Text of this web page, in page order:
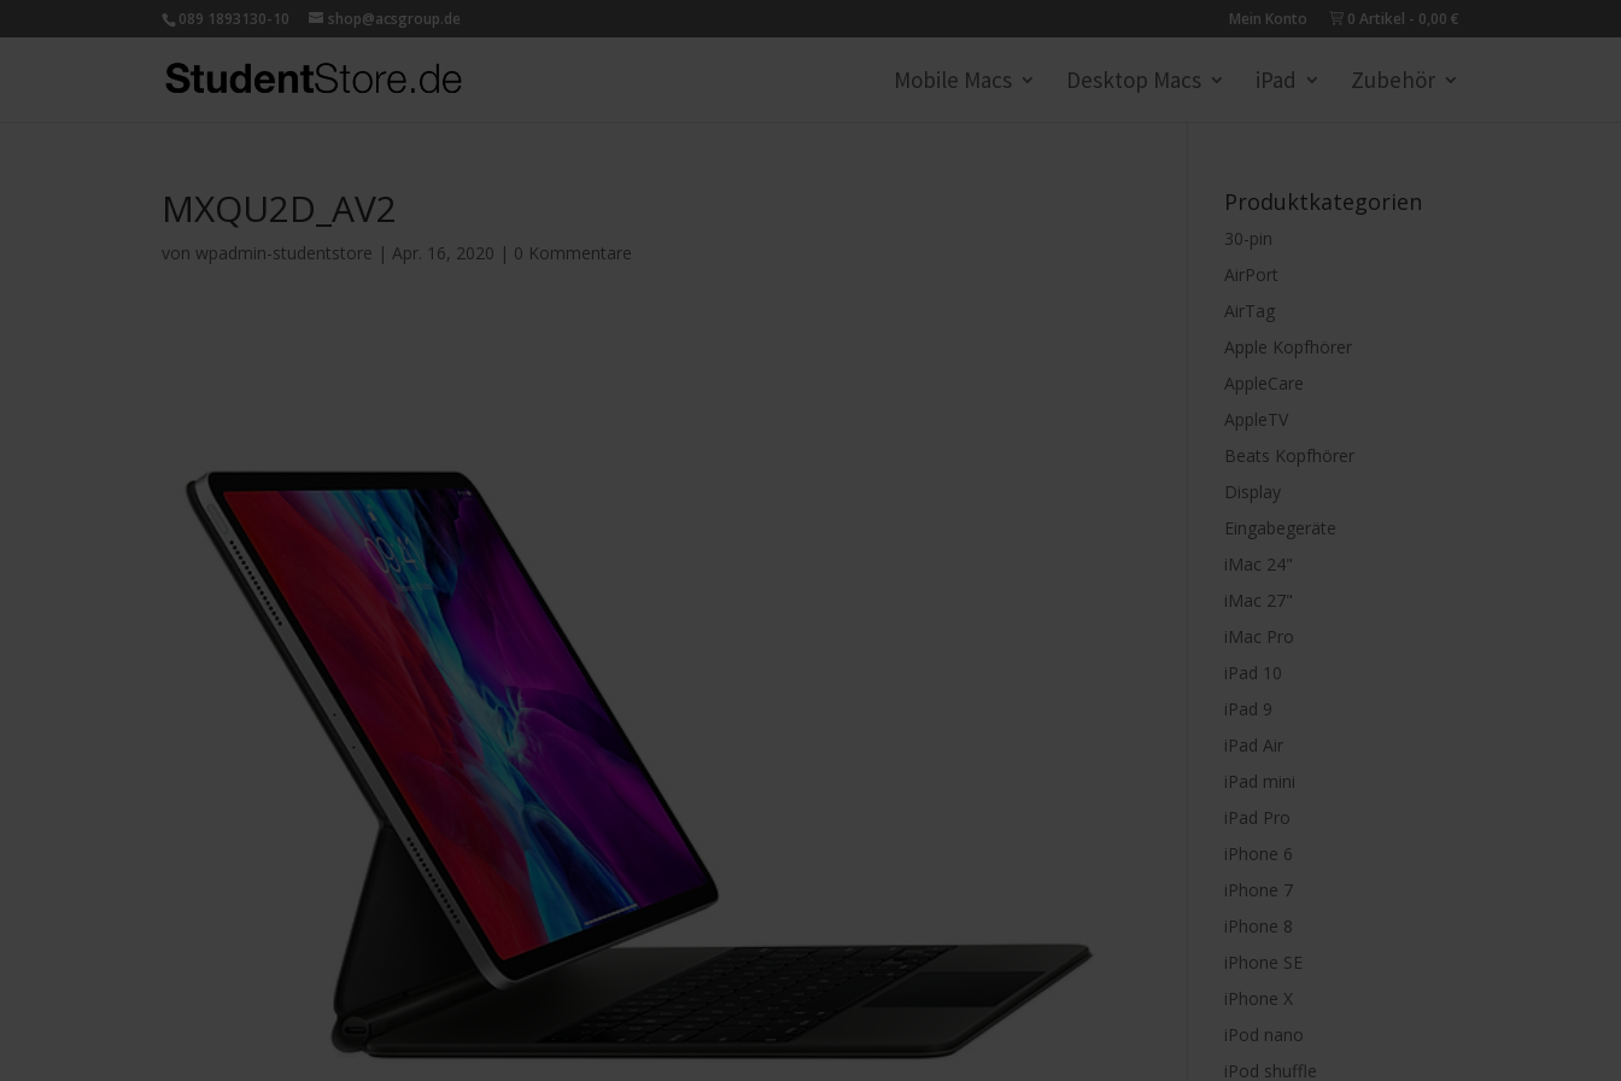
089 1893130-10 shop@acsgroup.de Mein Konto 0 Artikel 0,00 €
Mobile Macs Desktop Macs iPad Zubehör
MXQU2D_AV2
vonwpadmin-studentstore |Apr. 16, 2020 | 0 Kommentare
Produktkategorien
30-pin
AirPort
AirTag
Apple Kopfhörer
AppleCare
AppleTV
Beats Kopfhörer
Display
Eingabegeräte
iMac 24"
iMac 27"
iMac Pro
iPad 10
iPad 9
iPad Air
iPad mini
iPad Pro
iPhone 6
iPhone 7
iPhone 8
iPhone SE
iPhone X
iPod nano
iPod shuffle